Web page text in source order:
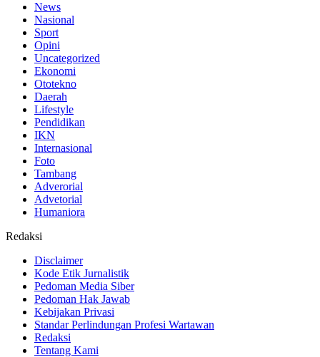
News
Nasional
Sport
Opini
Uncategorized
Ekonomi
Ototekno
Daerah
Lifestyle
Pendidikan
IKN
Internasional
Foto
Tambang
Adverorial
Advetorial
Humaniora
Redaksi
Disclaimer
Kode Etik Jurnalistik
Pedoman Media Siber
Pedoman Hak Jawab
Kebijakan Privasi
Standar Perlindungan Profesi Wartawan
Redaksi
Tentang Kami